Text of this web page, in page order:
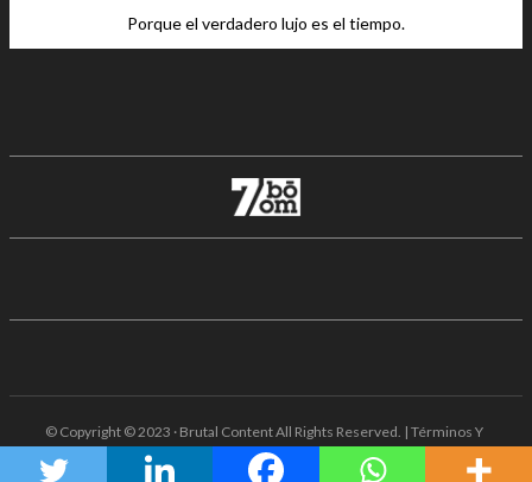
Porque el verdadero lujo es el tiempo.
© Copyright © 2023 · Brutal Content All Rights Reserved. | Términos Y
Condiciones · Aviso De Privacidad